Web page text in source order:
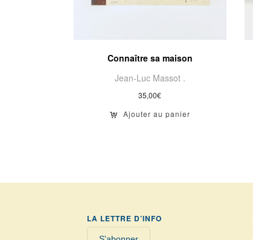
Connaître sa maison
Jean-Luc Massot .
35,00€
Ajouter au panier
LA LETTRE D’INFO